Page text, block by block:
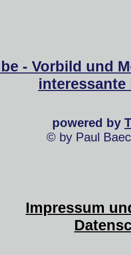
- Vorbild und
powered by
© by Paul
Impressum